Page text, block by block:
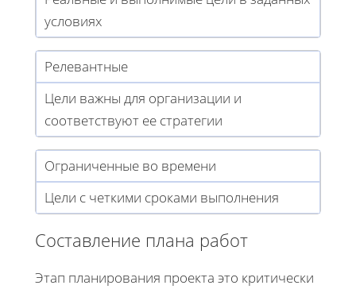
условиях
Релевантные
Цели важны для организации и
соответствуют ее стратегии
Ограниченные во времени
Цели с четкими сроками выполнения
Составление плана работ
Этап планирования проекта это критически